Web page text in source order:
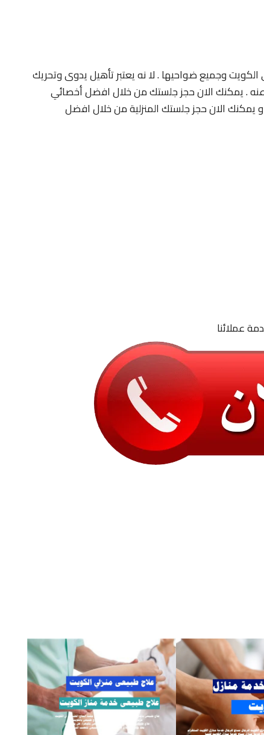
وجميع ضواحيها . لا نه يعتبر تأهيل يدوى وتحريك
عنه . يمكنك الان حجز جلستك من خلال افضل أخصائي
يمكنك الان حجز جلستك المنزلية من خلال افضل
عملائنا